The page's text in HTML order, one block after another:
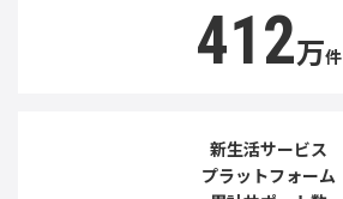
412万件
新生活サービス
プラットフォーム